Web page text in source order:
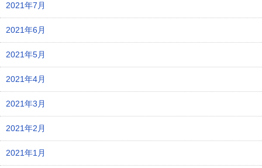
2021年7月
2021年6月
2021年5月
2021年4月
2021年3月
2021年2月
2021年1月